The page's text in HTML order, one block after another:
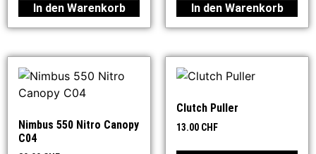
In den Warenkorb In den Warenkorb
Nimbus 550 Nitro Canopy
C04
Clutch Puller
13.00 CHF